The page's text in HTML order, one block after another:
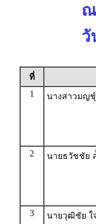
ณ
วั
ที่
1
นางสาวมญ
2 นายธวัชชัย
3 นายวุฒิชัย ใ